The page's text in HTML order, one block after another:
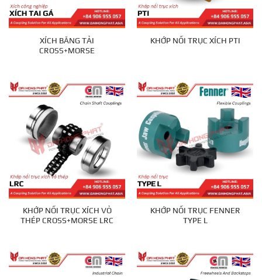
XÍCH BĂNG TẢI
CROSS+MORSE
KHỚP NỐI TRỤC XÍCH PTI
KHỚP NỐI TRỤC XÍCH VỎ
THÉP CROSS+MORSE LRC
KHỚP NỐI TRỤC FENNER
TYPE L